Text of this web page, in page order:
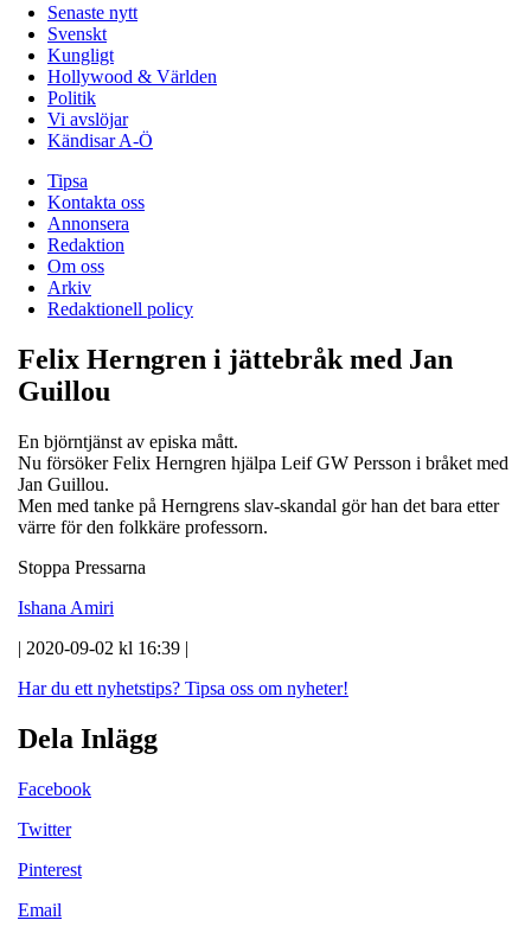
Senaste nytt
Svenskt
Kungligt
Hollywood & Världen
Politik
Vi avslöjar
Kändisar A-Ö
Tipsa
Kontakta oss
Annonsera
Redaktion
Om oss
Arkiv
Redaktionell policy
Felix Herngren i jättebråk med Jan
Guillou
En björntjänst av episka mått.
Nu försöker Felix Herngren hjälpa Leif GW Persson i bråket med
Jan Guillou.
Men med tanke på Herngrens slav-skandal gör han det bara etter
värre för den folkkäre professorn.
Stoppa Pressarna
Ishana Amiri
| 2020-09-02 kl 16:39 |
Har du ett nyhetstips? Tipsa oss om nyheter!
Dela Inlägg
Facebook
Twitter
Pinterest
Email